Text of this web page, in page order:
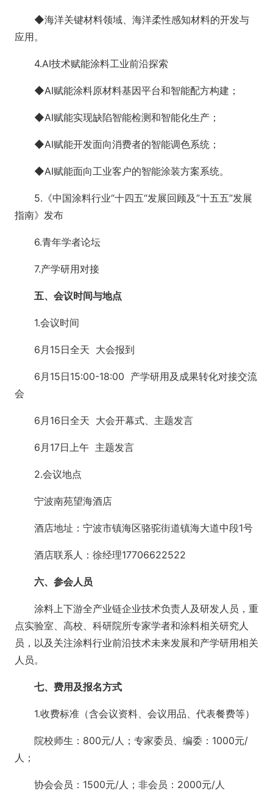
◆海洋关键材料领域、海洋柔性感知材料的开发与
应用。
4.AI技术赋能涂料工业前沿探索
◆AI赋能涂料原材料基因平台和智能配方构建；
◆AI赋能实现缺陷智能检测和智能化生产；
◆AI赋能开发面向消费者的智能调色系统；
◆AI赋能面向工业客户的智能涂装方案系统。
5.《中国涂料行业“十四五“发展回顾及”十五五”发展
指南》发布
6.青年学者论坛
7.产学研用对接
五、会议时间与地点
1.会议时间
6月15日全天 大会报到
6月15日15:00-18:00 产学研用及成果转化对接交流
会
6月16日全天 大会开幕式、主题发言
6月17日上午 主题发言
2.会议地点
宁波南苑望海酒店
酒店地址：宁波市镇海区骆驼街道镇海大道中段1号
酒店联系人：徐经理17706622522
六、参会人员
涂料上下游全产业链企业技术负责人及研发人员，重
点实验室、高校、科研院所专家学者和涂料相关研究人
员，以及关注涂料行业前沿技术未来发展和产学研用相关
人员。
七、费用及报名方式
1.收费标准（含会议资料、会议用品、代表餐费等）
院校师生：800元/人；专家委员、编委：1000元/
人；
协会会员：1500元/人；非会员：2000元/人